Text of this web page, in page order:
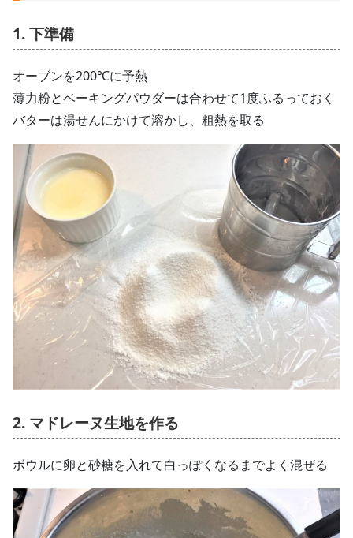
1. 下準備
オーブンを200℃に予熱
薄力粉とベーキングパウダーは合わせて1度ふるっておく
バターは湯せんにかけて溶かし、粗熱を取る
2. マドレーヌ生地を作る
ボウルに卵と砂糖を入れて白っぽくなるまでよく混ぜる